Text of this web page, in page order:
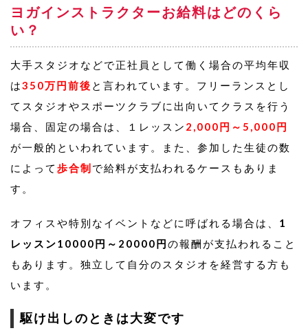
ヨガインストラクターお給料はどのくら
い？
大手スタジオなどで正社員として働く場合の平均年収
は350万円前後 と言われています。フリーランスとし
てスタジオやスポーツクラブに出向いてクラスを行う
場合、固定の場合は、１レッスン 2,000円～5,000円
が一般的といわれています。また、参加した生徒の数
によって 歩合制で給料が支払われるケースもありま
す。
オフィスや特別なイベントなどに呼ばれる場合は、 1
レッスン10000円～20000円の報酬が支払われること
もあります。独立して自分のスタジオを経営する方も
います。
駆け出しのときは大変です